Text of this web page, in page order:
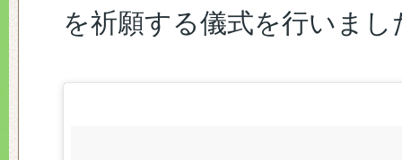
を祈願する儀式を行いまし